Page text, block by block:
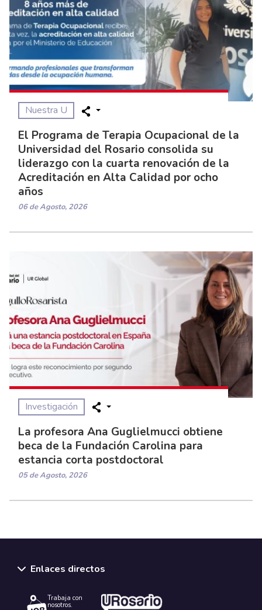
Nuestra U
El Programa de Terapia Ocupacional de la
Universidad del Rosario consolida su
liderazgo con la cuarta renovación de la
Acreditación en Alta Calidad por ocho
años
06 de Agosto, 2026
Investigación
La profesora Ana Guglielmucci obtiene
beca de la Fundación Carolina para
estancia corta postdoctoral
05 de Agosto, 2026
Enlaces directos
Trabaja con
nosotros.